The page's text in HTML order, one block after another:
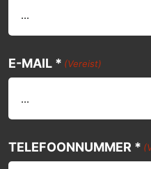
E-MAIL * (Vereist)
TELEFOONNUMMER *